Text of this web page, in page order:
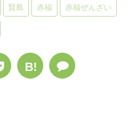
賢島 赤福 赤福ぜんざい
B!